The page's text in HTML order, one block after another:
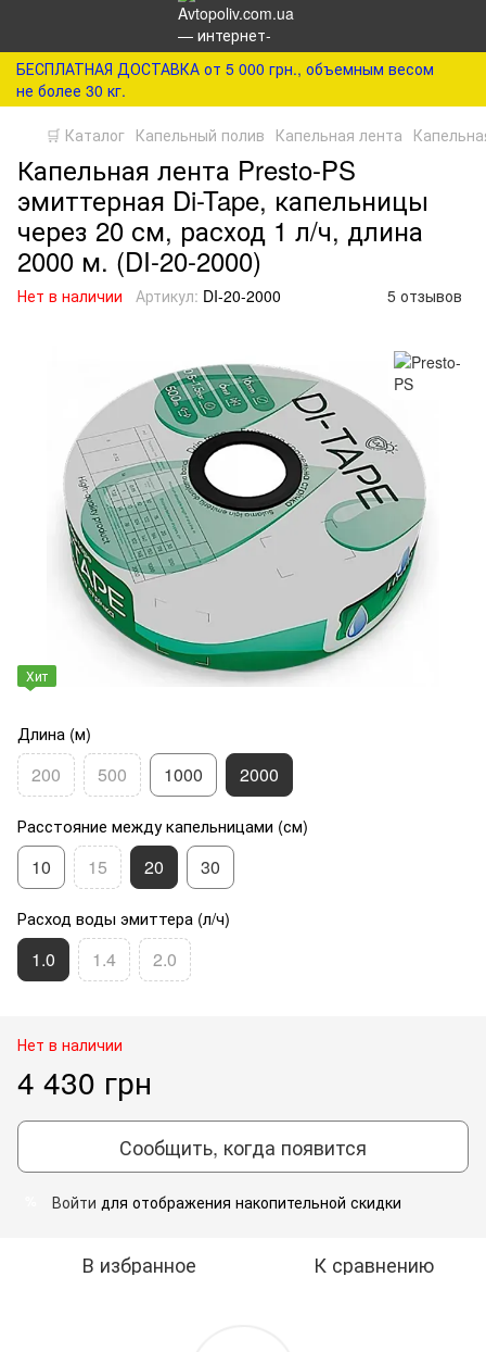
БЕСПЛАТНАЯ ДОСТАВКА от 5 000 грн., объемным весом
не более 30 кг.
🛒 Каталог Капельный полив Капельная лента
Капельная лента Presto-PS
эмиттерная Di-Tape, капельницы
через 20 см, расход 1 л/ч, длина
2000 м. (DI-20-2000)
Нет в наличии Артикул: DI-20-2000 5 отзывов
Хит
Длина (м)
200 500 1000 2000
Расстояние между капельницами (см)
10 15 20 30
Расход воды эмиттера (л/ч)
1.0 1.4 2.0
Нет в наличии
4 430 грн
Сообщить, когда появится
Войти для отображения накопительной скидки
В избранное К сравнению